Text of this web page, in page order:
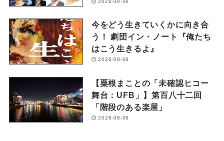
2026-08-06
今をどう生きていくかに向き合
う！ 劇団イン・ノート『俺たち
はこう生きるよ』
2026-08-06
【粟根まことの「未確認ヒコー
舞台：UFB」】第百八十二回
「階段のある楽屋」
2026-08-06